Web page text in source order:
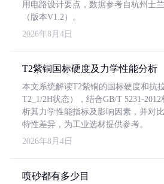
用电路设计要点，数据参考自杭州士
（版本V1.2）。
2026年8月4日
T2紫铜国标硬度及力学性能分析
本文系统解读T2紫铜的国标硬度和抗
T2_1/2H状态），结合GB/T 5231-
析其力学性能指标及影响因素，并对
特性差异，为工业选材提供参考。
2026年8月4日
喷砂都有多少目